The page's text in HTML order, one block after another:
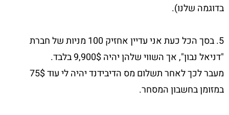
בדוגמה שלנו).
5. בסך הכל כעת אני עדיין אחזיק 100 מניות של חברת
"דניאל נבון", אך השווי שלהן יהיה 9,900$ בלבד.
מעבר לכך לאחר תשלום מס הדיבידנד יהיה לי עוד 75$
במזומן בחשבון המסחר.